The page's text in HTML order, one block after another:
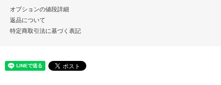
オプションの値段詳細
返品について
特定商取引法に基づく表記